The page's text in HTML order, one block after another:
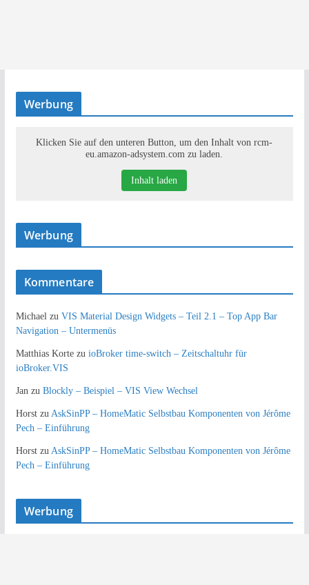
Werbung
Klicken Sie auf den unteren Button, um den Inhalt von rcm-
eu.amazon-adsystem.com zu laden.
Inhalt laden
Werbung
Kommentare
Michaelzu VIS Material Design Widgets – Teil 2.1 – Top App Bar
Navigation – Untermenüs
Matthias Kortezu ioBroker time-switch – Zeitschaltuhr für
ioBroker.VIS
Janzu Blockly – Beispiel – VIS View Wechsel
Horstzu AskSinPP – HomeMatic Selbstbau Komponenten von Jérôme
Pech – Einführung
Horstzu AskSinPP – HomeMatic Selbstbau Komponenten von Jérôme
Pech – Einführung
Werbung